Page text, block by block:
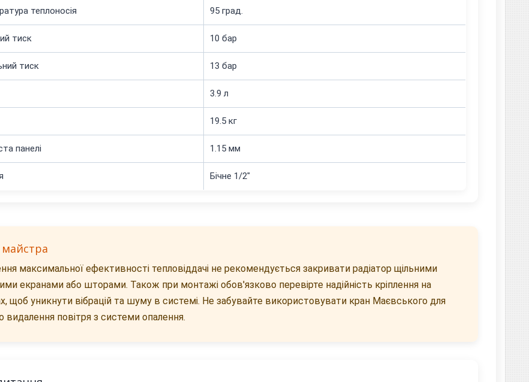
теплоносія 95 град.
тиск 10 бар
тиск 13 бар
3.9 л
19.5 кг
панелі 1.15 мм
Бічне 1/2"
максимальної ефективності тепловіддачі не рекомендується закривати радіатор щільними
екранами або шторами. Також при монтажі обов'язково перевірте надійність кріплення на
щоб уникнути вібрацій та шуму в системі. Не забувайте використовувати кран Маєвського для
видалення повітря з системи опалення.